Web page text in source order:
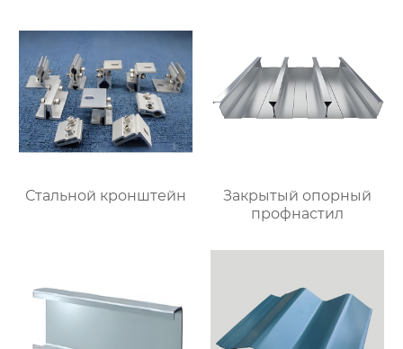
Стальной кронштейн
Закрытый опорный
профнастил